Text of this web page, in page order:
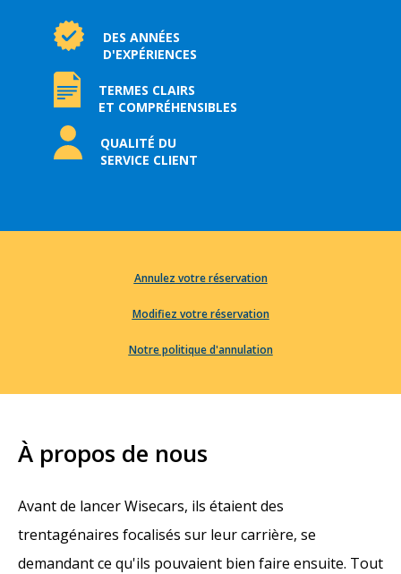
DES ANNÉES
D'EXPÉRIENCES
TERMES CLAIRS
ET COMPRÉHENSIBLES
QUALITÉ DU
SERVICE CLIENT
Annulez votre réservation
Modifiez votre réservation
Notre politique d'annulation
À propos de nous
Avant de lancer Wisecars, ils étaient des
trentagénaires focalisés sur leur carrière, se
demandant ce qu'ils pouvaient bien faire ensuite. Tout